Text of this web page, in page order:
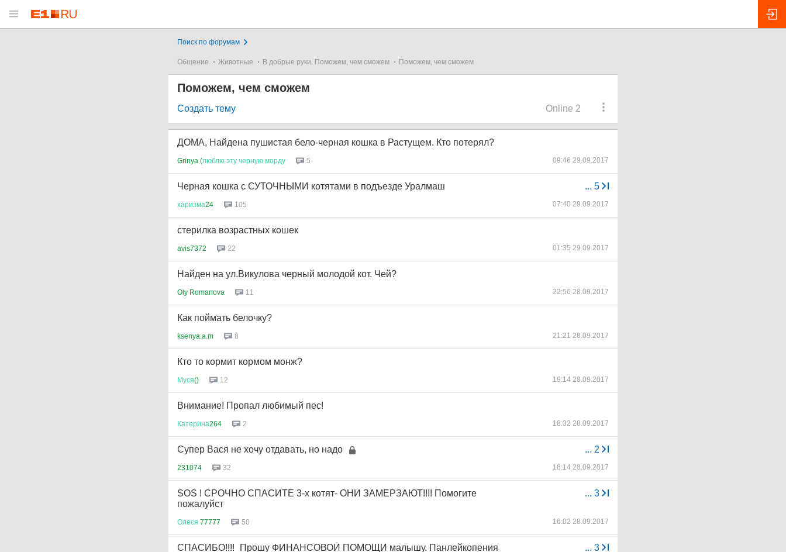
Поиск по форумам
Общение Животные В добрые руки. Поможем, чем сможем Поможем, чем сможем
Поможем, чем сможем
Online 2
Создать тему
ДОМА, Найдена пушистая бело-черная кошка в Растущем. Кто потерял?
Grinya (люблю эту черную морду 5 09:46 29.09.2017
... 5
Черная кошка с СУТОЧНЫМИ котятами в подъезде Уралмаш
харизма24 105 07:40 29.09.2017
стерилка возрастных кошек
avis7372 22 01:35 29.09.2017
Найден на ул.Викулова черный молодой кот. Чей?
Oly Romanova 11 22:56 28.09.2017
Как поймать белочку?
ksenya.a.m 8 21:21 28.09.2017
Кто то кормит кормом монж?
Муся() 12 19:14 28.09.2017
Внимание! Пропал любимый пес!
Катерина264 2 18:32 28.09.2017
... 2
Супер Вася не хочу отдавать, но надо
231074 32 18:14 28.09.2017
... 3
SOS ! СРОЧНО СПАСИТЕ 3-х котят- ОНИ ЗАМЕРЗАЮТ!!!! Помогите
пожалуйст
Олеся 77777 50 16:02 28.09.2017
... 3
СПАСИБО!!!!_Прошу ФИНАНСОВОЙ ПОМОЩИ малышу. Панлейкопения